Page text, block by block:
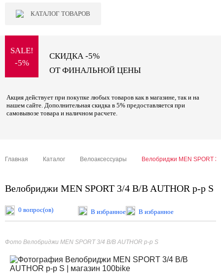
КАТАЛОГ ТОВАРОВ
SALE!
-5%
СКИДКА -5%
ОТ ФИНАЛЬНОЙ ЦЕНЫ
Акция действует при покупке любых товаров как в магазине, так и на
нашем сайте. Дополнительная скидка в 5% предоставляется при
самовывозе товара и наличном расчете.
Главная Каталог Велоаксессуары Велобриджи MEN SPORT
Велобриджи MEN SPORT 3/4 B/B AUTHOR р-р S
0 вопрос(ов) В избранное В избранное
Фото Велобриджи MEN SPORT 3/4 B/B AUTHOR р-р S